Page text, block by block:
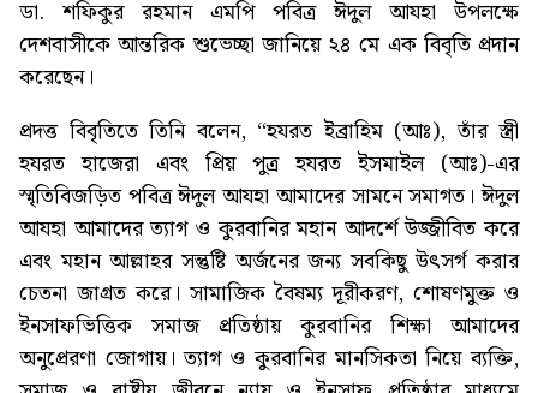
ডা. শফিকুর রহমান এমপি পবিত্র ঈদুল আযহা উপলক্ষে
দেশবাসীকে আন্তরিক শুভেচ্ছা জানিয়ে ২৪ মে এক বিবৃতি প্রদান
করেছেন।
প্রদত্ত বিবৃতিতে তিনি বলেন, “হযরত ইব্রাহিম (আঃ), তাঁর স্ত্রী
হযরত হাজেরা এবং প্রিয় পুত্র হযরত ইসমাইল (আঃ)-এর
স্মৃতিবিজড়িত পবিত্র ঈদুল আযহা আমাদের সামনে সমাগত। ঈদুল
আযহা আমাদের ত্যাগ ও কুরবানির মহান আদর্শে উজ্জীবিত করে
এবং মহান আল্লাহর সন্তুষ্টি অর্জনের জন্য সবকিছু উৎসর্গ করার
চেতনা জাগ্রত করে। সামাজিক বৈষম্য দূরীকরণ, শোষণমুক্ত ও
ইনসাফভিত্তিক সমাজ প্রতিষ্ঠায় কুরবানির শিক্ষা আমাদের
অনুপ্রেরণা জোগায়। ত্যাগ ও কুরবানির মানসিকতা নিয়ে ব্যক্তি,